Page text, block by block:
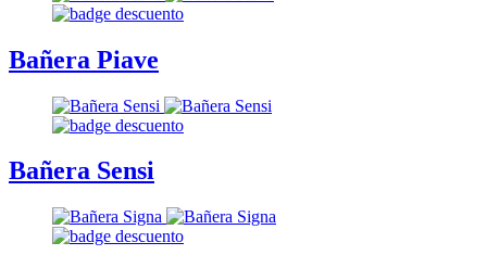
Bañera Piave
Bañera Sensi